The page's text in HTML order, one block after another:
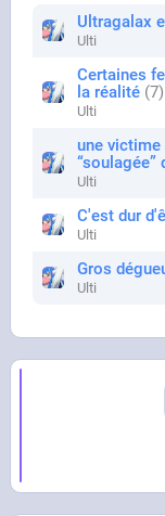
Ultragalax
Ulti
Certaines
la réalité 7
Ulti
une victime
Ulti
C'est dur
Ulti
Gros
Ulti